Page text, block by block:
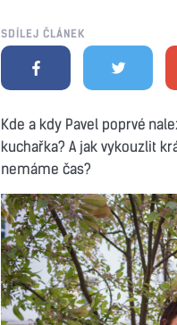
SDÍLEJ ČLÁNEK
Kde a kdy Pavel poprvé
kuchařka? A jak vykouzlit
nemáme čas?